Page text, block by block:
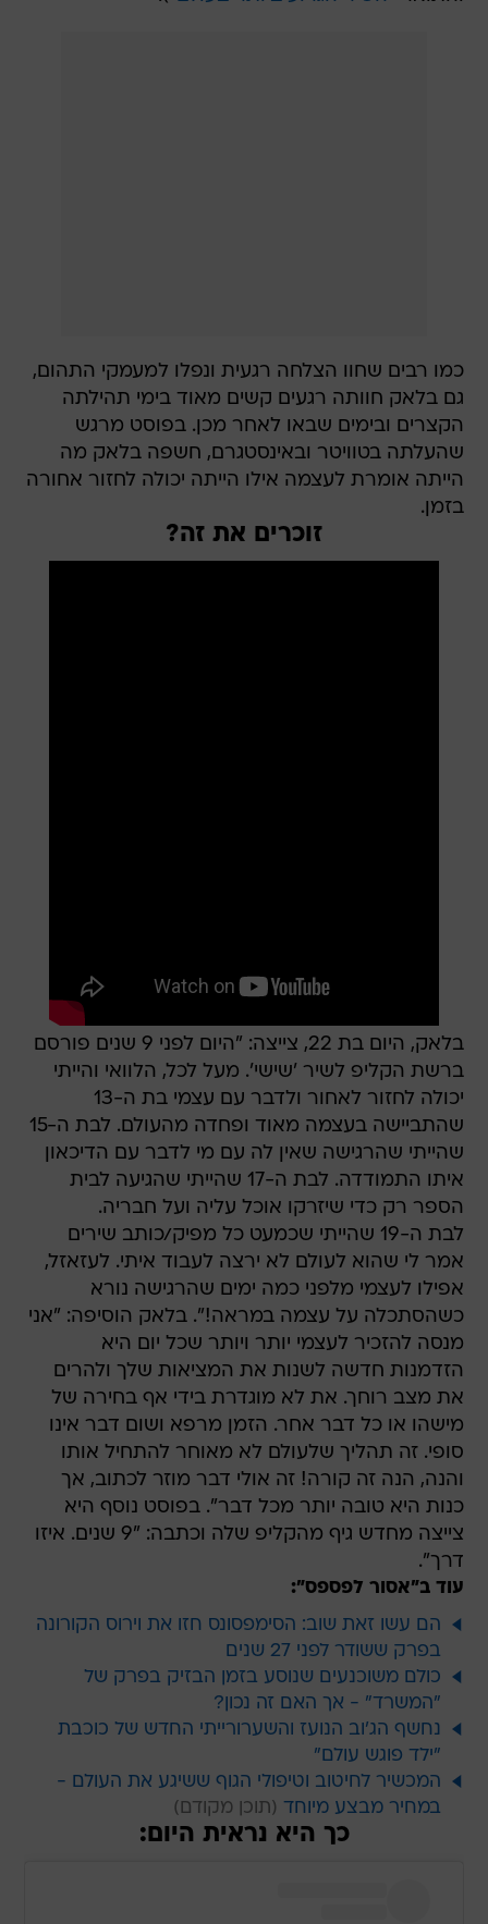
כמו רבים שחוו הצלחה רגעית ונפלו למעמקי התהום,
גם בלאק חוותה רגעים קשים מאוד בימי תהילתה
הקצרים ובימים שבאו לאחר מכן. בפוסט מרגש
שהעלתה בטוויטר ובאינסטגרם, חשפה בלאק מה
הייתה אומרת לעצמה אילו הייתה יכולה לחזור אחורה
בזמן.
זוכרים את זה?
בלאק, היום בת 22, צייצה: "היום לפני 9 שנים פורסם
ברשת הקליפ לשיר 'שישי'. מעל לכל, הלוואי והייתי
יכולה לחזור לאחור ולדבר עם עצמי בת ה-13
שהתביישה בעצמה מאוד ופחדה מהעולם. לבת ה-15
שהייתי שהרגישה שאין לה עם מי לדבר עם הדיכאון
איתו התמודדה. לבת ה-17 שהייתי שהגיעה לבית
הספר רק כדי שיזרקו אוכל עליה ועל חבריה.
לבת ה-19 שהייתי שכמעט כל מפיק/כותב שירים
אמר לי שהוא לעולם לא ירצה לעבוד איתי. לעזאזל,
אפילו לעצמי מלפני כמה ימים שהרגישה נורא
כשהסתכלה על עצמה במראה!". בלאק הוסיפה: "אני
מנסה להזכיר לעצמי יותר ויותר שכל יום היא
הזדמנות חדשה לשנות את המציאות שלך ולהרים
את מצב רוחך. את לא מוגדרת בידי אף בחירה של
מישהו או כל דבר אחר. הזמן מרפא ושום דבר אינו
סופי. זה תהליך שלעולם לא מאוחר להתחיל אותו
והנה, הנה זה קורה! זה אולי דבר מוזר לכתוב, אך
כנות היא טובה יותר מכל דבר". בפוסט נוסף היא
צייצה מחדש גיף מהקליפ שלה וכתבה: "9 שנים. איזו
דרך".
עוד ב"אסור לפספס":
הם עשו זאת שוב: הסימפסונס חזו את וירוס הקורונה
בפרק ששודר לפני 27 שנים
כולם משוכנעים שנוסע בזמן הבזיק בפרק של
"המשרד" - אך האם זה נכון?
נחשף הג'וב הנועז והשערורייתי החדש של כוכבת
"ילד פוגש עולם"
המכשיר לחיטוב וטיפולי הגוף ששיגע את העולם -
במחיר מבצע מיוחד
כך היא נראית היום: